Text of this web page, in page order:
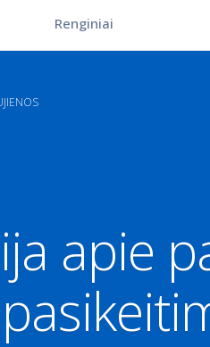
Renginiai
apie